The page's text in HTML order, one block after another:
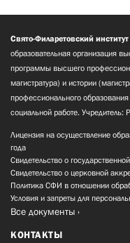
Свято-Филаретовский
образовательная организация
программы высшего
магистратура) и истории
профессионального
социальной работе. Учредитель:
Лицензия на осуществление
года
Свидетельство о
Свидетельство о церковной
Политика СФИ в отношении
Условия и запреты для
Все документы
КОНТАКТЫ